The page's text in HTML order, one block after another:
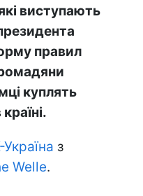
виступають
правил
куплять
з
Welle.